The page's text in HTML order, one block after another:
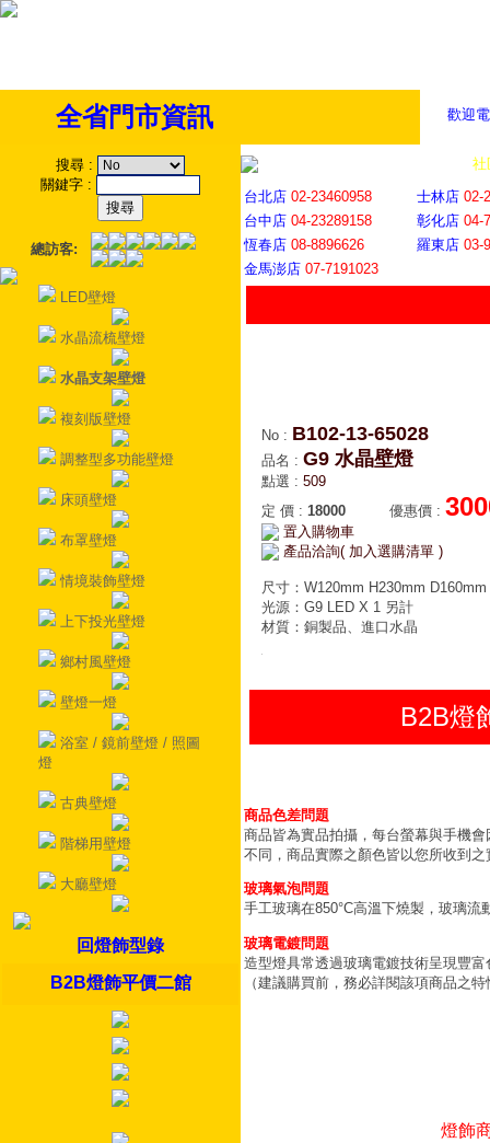
歡迎
全省門市資訊
搜尋 :
關鍵字 :
總訪客:
LED壁燈
水晶流梳壁燈
水晶支架壁燈
複刻版壁燈
調整型多功能壁燈
床頭壁燈
布罩壁燈
情境裝飾壁燈
上下投光壁燈
鄉村風壁燈
壁燈一燈
浴室 / 鏡前壁燈 / 照圖
燈
古典壁燈
階梯用壁燈
大廳壁燈
回燈飾型錄
B2B燈飾平價二館
社
台北店 02-23460958 士林店 02-
台中店 04-23289158 彰化店 04-
恆春店 08-8896626 羅東店 03-
金馬澎店 07-7191023
No : B102-13-65028
品名 : G9 水晶壁燈
點選 : 509
定 價 : 18000 優惠價 :
置入購物車
產品洽詢( 加入選購清單 )
尺寸：W120mm H230mm D160mm
光源：G9 LED X 1 另計
材質：銅製品、進口水晶
B2B燈
商品色差問題
商品皆為實品拍攝，每台螢幕與手機
不同，商品實際之顏色皆以您所收到之
玻璃氣泡問題
手工玻璃在850°C高溫下燒製，玻璃
玻璃電鍍問題
造型燈具常透過玻璃電鍍技術呈現豐
（建議購買前，務必詳閱該項商品之
燈飾